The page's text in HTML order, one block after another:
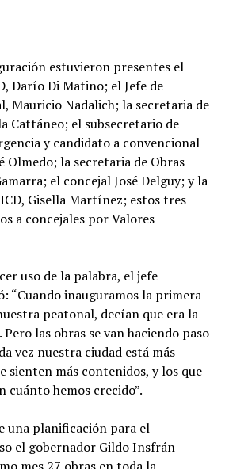
estuvieron presentes el
Darío Di Matino; el Jefe de
Mauricio Nadalich; la secretaria de
Cattáneo; el subsecretario de
y candidato a convencional
Olmedo; la secretaria de Obras
el concejal José Delguy; y la
Gisella Martínez; estos tres
a concejales por Valores
uso de la palabra, el jefe
“Cuando inauguramos la primera
peatonal, decían que era la
las obras se van haciendo paso
vez nuestra ciudad está más
sienten más contenidos, y los que
cuánto hemos crecido”.
una planificación para el
el gobernador Gildo Insfrán